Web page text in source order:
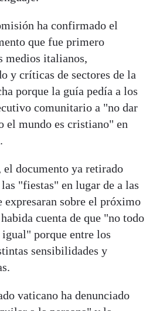
ha confirmado el
que fue primero
medios italianos,
y críticas de sectores de la
porque la guía pedía a los
comunitario a "no dar
el mundo es cristiano" en
el documento ya retirado
"fiestas" en lugar de a las
expresaran sobre el próximo
cuenta de que "no todo
porque entre los
sensibilidades y
vaticano ha denunciado